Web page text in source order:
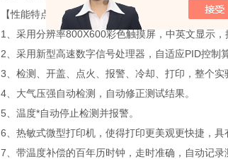
【性能特点】
1、采用分辨率800X600彩色触摸屏，中英文显示，
2、采用新型高速数字信号处理器，自适应PID控制
3、检测、开盖、点火、报警、冷却、打印，整个实
4、大气压强自动检测，自动修正测试结果。
5、温度*自动停止检测并报警。
6、热敏式微型打印机，使得打印更美观更快捷，具
7、带温度补偿的百年历时钟，走时准确，自动记录